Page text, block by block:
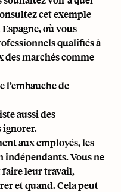
cet exemple
, où vous
qualifiés à
des marchés comme
l’embauche de
aussi des
ignorer.
aux employés, les
Vous ne
faire leur travail,
et quand. Cela peut